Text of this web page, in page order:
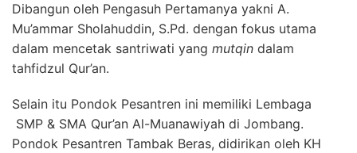
Dibangun oleh Pengasuh Pertamanya yakni A.
Mu’ammar Sholahuddin, S.Pd. dengan fokus utama
dalam mencetak santriwati yang mutqin dalam
tahfidzul Qur’an.
Selain itu Pondok Pesantren ini memiliki Lembaga
SMP & SMA Qur’an Al-Muanawiyah di Jombang.
Pondok Pesantren Tambak Beras, didirikan oleh KH